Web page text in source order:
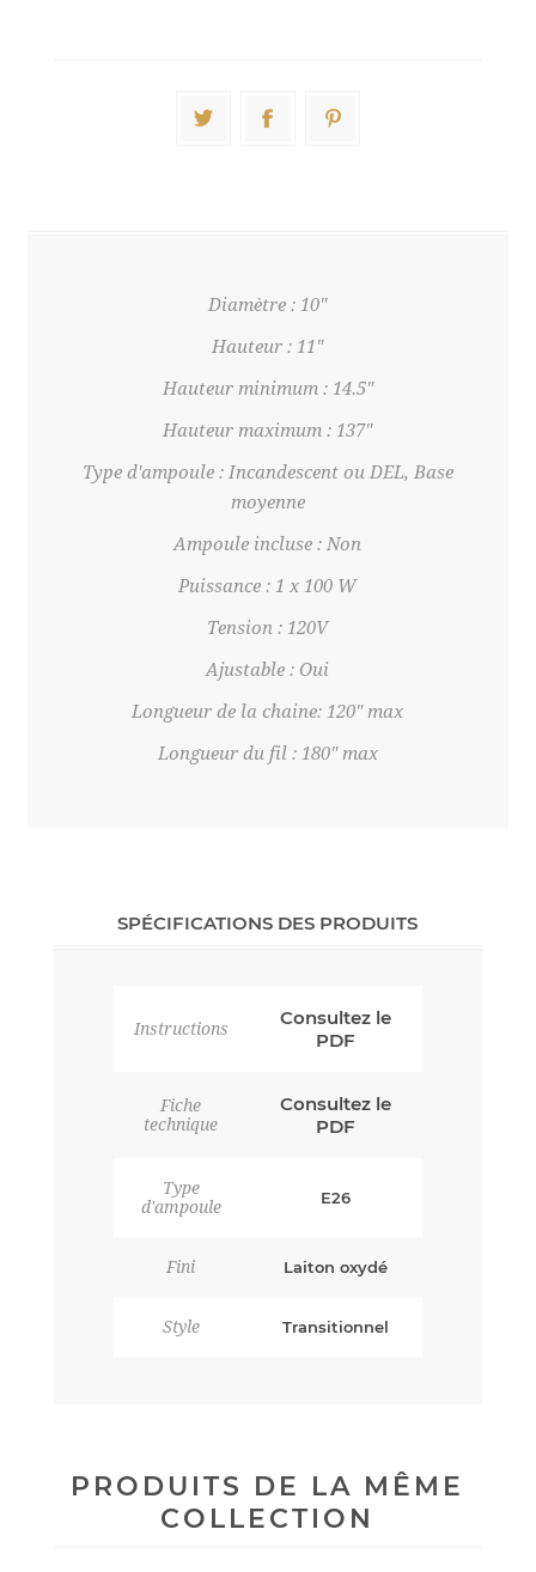
Diamètre : 10"
Hauteur : 11"
Hauteur minimum : 14.5"
Hauteur maximum : 137"
Type d'ampoule : Incandescent ou DEL, Base
moyenne
Ampoule incluse : Non
Puissance : 1 x 100 W
Tension : 120V
Ajustable : Oui
Longueur de la chaine: 120" max
Longueur du fil : 180" max
SPÉCIFICATIONS DES PRODUITS
Instructions
Consultez le
PDF
Fiche
technique
Consultez le
PDF
Type
d'ampoule
E26
Fini Laiton oxydé
Style Transitionnel
PRODUITS DE LA MÊME
COLLECTION